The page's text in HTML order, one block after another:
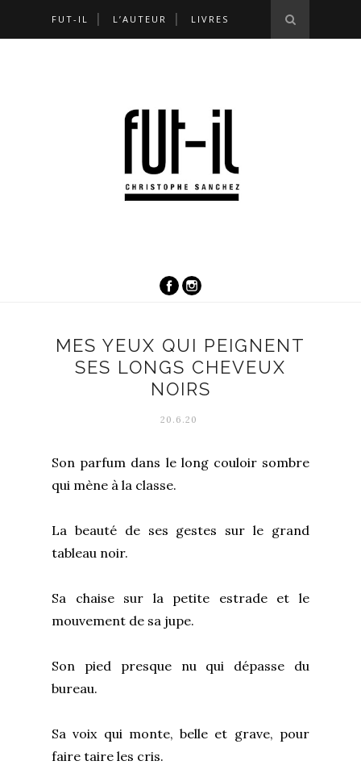
FUT-IL L’AUTEUR LIVRES
MES YEUX QUI PEIGNENT
SES LONGS CHEVEUX
NOIRS
20.6.20
Son parfum dans le long couloir sombre
qui mène à la classe.
La beauté de ses gestes sur le grand
tableau noir.
Sa chaise sur la petite estrade et le
mouvement de sa jupe.
Son pied presque nu qui dépasse du
bureau.
Sa voix qui monte, belle et grave, pour
faire taire les cris.